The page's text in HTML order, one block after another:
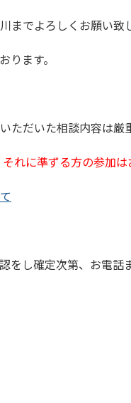
でよろしくお願い致
ります。
ただいた相談内容は厳
れに準ずる方の参加
をし確定次第、お電